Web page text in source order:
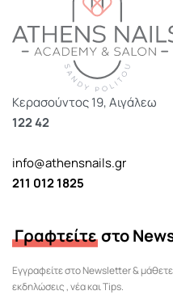
Κερασούντος 19, Αιγάλεω
122 42
info@athensnails.gr
211 012 1825
Γραφτείτε στο
Εγγραφείτε στο Newsletter &
εκδηλώσεις , νέα και Tips.